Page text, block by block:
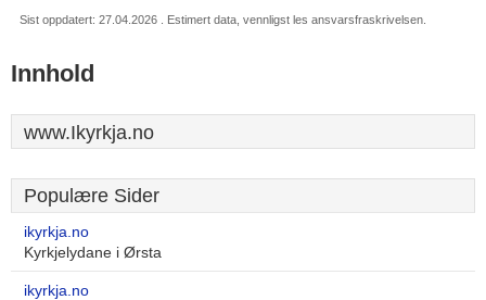
Sist oppdatert: 27.04.2026 . Estimert data, vennligst les ansvarsfraskrivelsen.
Innhold
www.Ikyrkja.no
Populære Sider
ikyrkja.no
Kyrkjelydane i Ørsta
ikyrkja.no